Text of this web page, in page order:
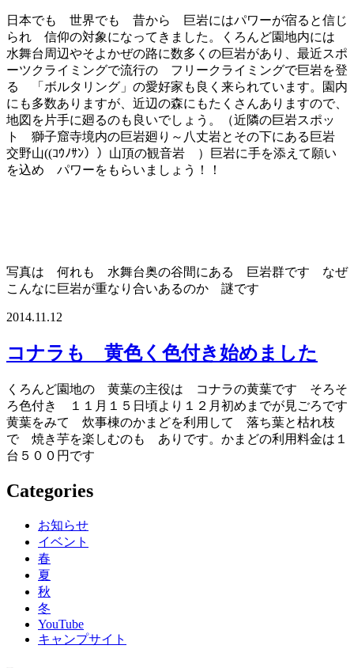
日本でも 世界でも 昔から 巨岩にはパワーが宿ると信じ
られ 信仰の対象になってきました。くろんど園地内には
水舞台周辺やそよかぜの路に数多くの巨岩があり、最近スポ
ーツクライミングで流行の フリークライミングで巨岩を登
る 「ボルタリング」の愛好家も良く来られています。園内
にも多数ありますが、近辺の森にもたくさんありますので、
地図を片手に廻るのも良いでしょう。（近隣の巨岩スポッ
ト 獅子窟寺境内の巨岩廻り～八丈岩とその下にある巨岩
交野山((ｺｳﾉｻﾝ））山頂の観音岩 ）巨岩に手を添えて願い
を込め パワーをもらいましょう！！
写真は 何れも 水舞台奥の谷間にある 巨岩群です なぜ
こんなに巨岩が重なり合いあるのか 謎です
2014.11.12
コナラも 黄色く色付き始めました
くろんど園地の 黄葉の主役は コナラの黄葉です そろそ
ろ色付き １１月１５日頃より１２月初めまでが見ごろです
黄葉をみて 炊事棟のかまどを利用して 落ち葉と枯れ枝
で 焼き芋を楽しむのも ありです。かまどの利用料金は１
台５００円です
Categories
お知らせ
イベント
春
夏
秋
冬
YouTube
キャンプサイト